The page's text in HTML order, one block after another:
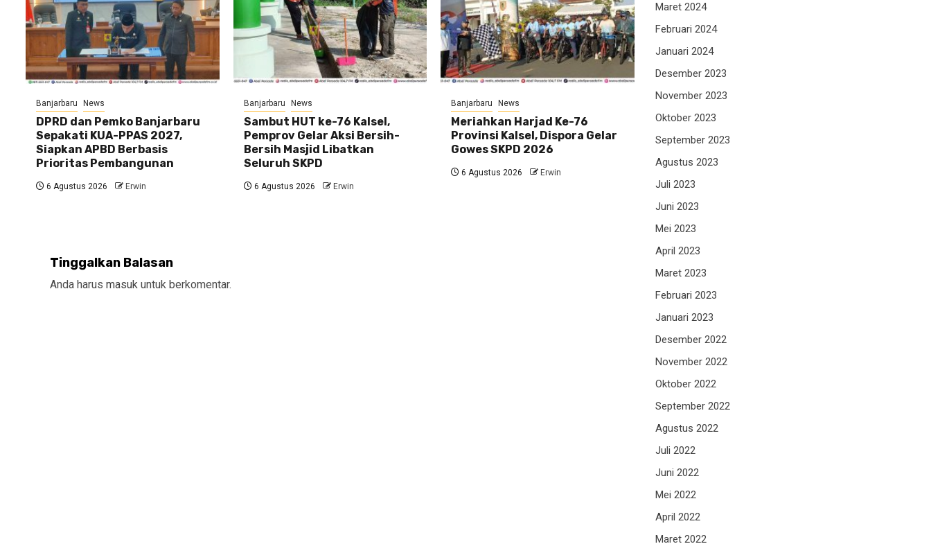
Banjarbaru News
DPRD dan Pemko Banjarbaru
Sepakati KUA-PPAS 2027,
Siapkan APBD Berbasis
Prioritas Pembangunan
6 Agustus 2026 Erwin
Banjarbaru News
Sambut HUT ke-76 Kalsel,
Pemprov Gelar Aksi Bersih-
Bersih Masjid Libatkan
Seluruh SKPD
6 Agustus 2026 Erwin
Banjarbaru News
Meriahkan Harjad Ke-76
Provinsi Kalsel, Dispora Gelar
Gowes SKPD 2026
6 Agustus 2026 Erwin
Tinggalkan Balasan
Anda harus masuk untuk berkomentar.
Maret 2024
Februari 2024
Januari 2024
Desember 2023
November 2023
Oktober 2023
September 2023
Agustus 2023
Juli 2023
Juni 2023
Mei 2023
April 2023
Maret 2023
Februari 2023
Januari 2023
Desember 2022
November 2022
Oktober 2022
September 2022
Agustus 2022
Juli 2022
Juni 2022
Mei 2022
April 2022
Maret 2022